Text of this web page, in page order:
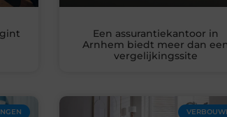
Een assurantiekantoor in
Arnhem biedt meer dan een
vergelijkingssite